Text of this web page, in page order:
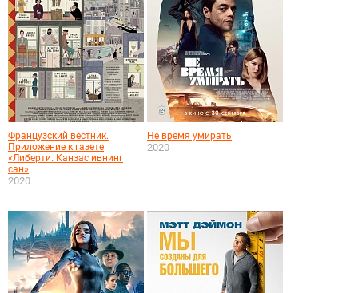
Французский вестник.
Приложение к газете
«Либерти. Канзас ивнинг
сан»
2020
Не время умирать
2020